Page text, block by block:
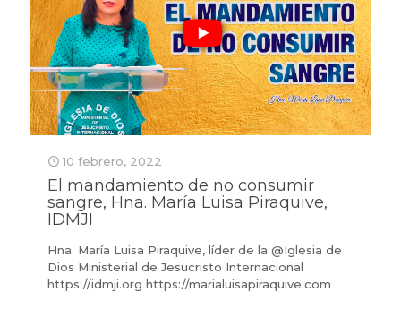
10 febrero, 2022
El mandamiento de no consumir
sangre, Hna. María Luisa Piraquive,
IDMJI
Hna. María Luisa Piraquive, líder de la @Iglesia de
Dios Ministerial de Jesucristo Internacional
https://idmji.org https://marialuisapiraquive.com